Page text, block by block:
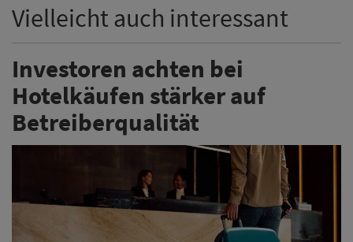
Vielleicht auch interessant
Investoren achten bei
Hotelkäufen stärker auf
Betreiberqualität